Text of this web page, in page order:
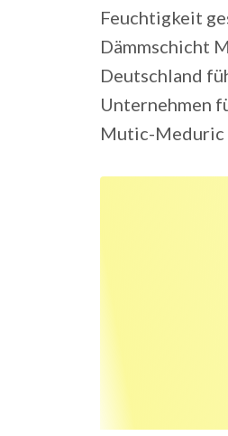
Feuchtigkeit
Dämmschicht
Deutschland
Unternehmen
Mutic-Meduric